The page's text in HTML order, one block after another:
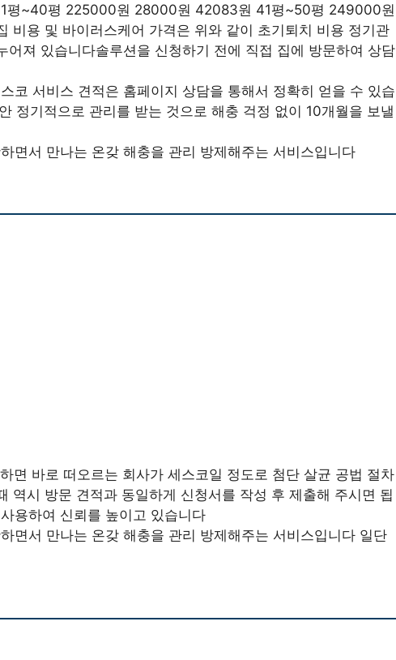
~40평 225000원 28000원 42083원 41평~50평 249000원
비용 및 바이러스케어 가격은 위와 같이 초기퇴치 비용 정기관
져 있습니다솔루션을 신청하기 전에 직접 집에 방문하여 상담
코 서비스 견적은 홈페이지 상담을 통해서 정확히 얻을 수 있습
정기적으로 관리를 받는 것으로 해충 걱정 없이 10개월을 보낼
면서 만나는 온갖 해충을 관리 방제해주는 서비스입니다
면 바로 떠오르는 회사가 세스코일 정도로 첨단 살균 공법 절차
역시 방문 견적과 동일하게 신청서를 작성 후 제출해 주시면 됩
용하여 신뢰를 높이고 있습니다
면서 만나는 온갖 해충을 관리 방제해주는 서비스입니다 일단